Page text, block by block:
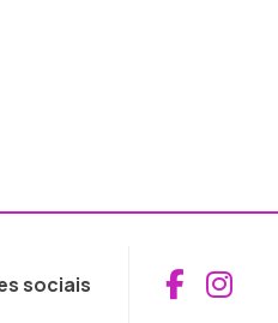
sociais